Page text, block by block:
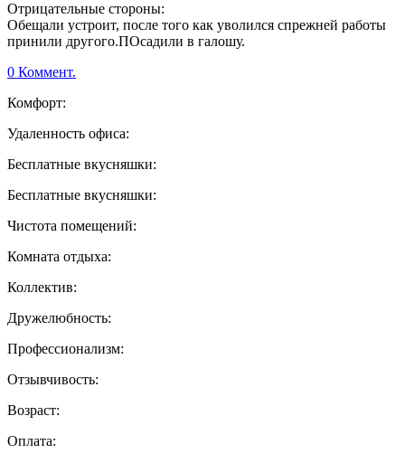
Отрицательные стороны:
Обещали устроит, после того как уволился спрежней работы
принили другого.ПОсадили в галошу.
0 Коммент.
Комфорт:
Удаленность офиса:
Бесплатные вкусняшки:
Бесплатные вкусняшки:
Чистота помещений:
Комната отдыха:
Коллектив:
Дружелюбность:
Профессионализм:
Отзывчивость:
Возраст:
Оплата: